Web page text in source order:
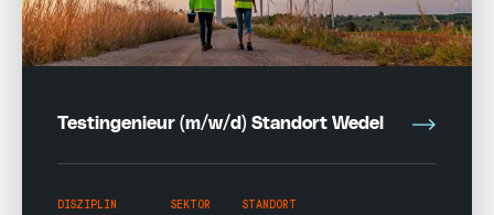
Testingenieur (m/w/d) Standort Wedel
DISZIPLIN SEKTOR STANDORT